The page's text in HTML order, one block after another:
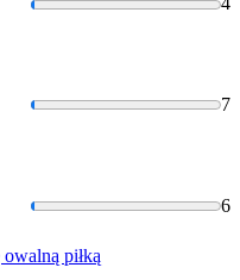
7
6
piłką